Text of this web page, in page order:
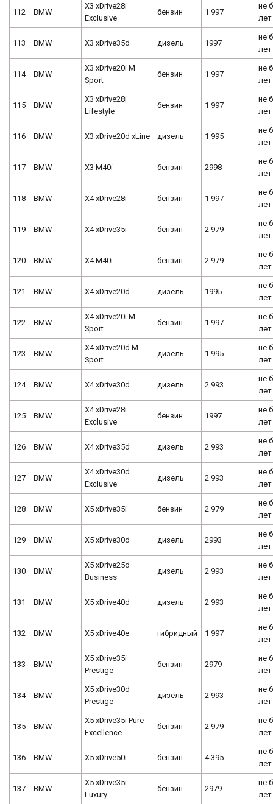
112 BMW
X3 xDrive28i
Exclusive
бензин 1 997
не
лет
113 BMW X3 xDrive35d дизель 1997
не
лет
114 BMW
X3 xDrive20i M
Sport
бензин 1 997
не
лет
115 BMW
X3 xDrive28i
Lifestyle
бензин 1 997
не
лет
116 BMW X3 xDrive20d xLine дизель 1 995
не
лет
117 BMW X3 M40i бензин 2998
не
лет
118 BMW X4 xDrive28i бензин 1 997
не
лет
119 BMW X4 xDrive35i бензин 2 979
не
лет
120 BMW X4 M40i бензин 2 979
не
лет
121 BMW X4 xDrive20d дизель 1995
не
лет
122 BMW
X4 xDrive20i M
Sport
бензин 1 997
не
лет
123 BMW
X4 xDrive20d M
Sport
дизель 1 995
не
лет
124 BMW X4 xDrive30d дизель 2 993
не
лет
125 BMW
X4 xDrive28i
Exclusive
бензин 1997
не
лет
126 BMW X4 xDrive35d дизель 2 993
не
лет
127 BMW
X4 xDrive30d
Exclusive
дизель 2 993
не
лет
128 BMW X5 xDrive35i бензин 2 979
не
лет
129 BMW X5 xDrive30d дизель 2993
не
лет
130 BMW
X5 xDrive25d
Business
дизель 2 993
не
лет
131 BMW X5 xDrive40d дизель 2 993
не
лет
132 BMW X5 xDrive40e гибридный 1 997
не
лет
133 BMW
X5 xDrive35i
Prestige
бензин 2979
не
лет
134 BMW
X5 xDrive30d
Prestige
дизель 2 993
не
лет
135 BMW
X5 xDrive35i Pure
Excellence
бензин 2 979
не
лет
136 BMW X5 xDrive50i бензин 4 395
не
лет
137 BMW
X5 xDrive35i
Luxury
бензин 2979
не
лет